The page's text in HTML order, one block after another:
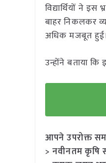
विद्यार्थियों ने
बाहर निकलकर
अधिक मजबूत
उन्होंने बताया
आपने उपरोक्त
> नवीनतम